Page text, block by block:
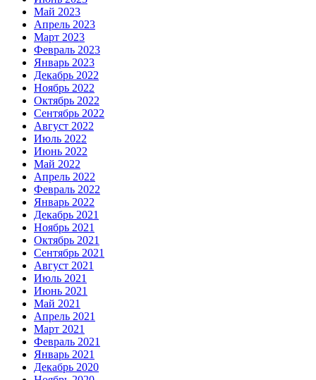
Май 2023
Апрель 2023
Март 2023
Февраль 2023
Январь 2023
Декабрь 2022
Ноябрь 2022
Октябрь 2022
Сентябрь 2022
Август 2022
Июль 2022
Июнь 2022
Май 2022
Апрель 2022
Февраль 2022
Январь 2022
Декабрь 2021
Ноябрь 2021
Октябрь 2021
Сентябрь 2021
Август 2021
Июль 2021
Июнь 2021
Май 2021
Апрель 2021
Март 2021
Февраль 2021
Январь 2021
Декабрь 2020